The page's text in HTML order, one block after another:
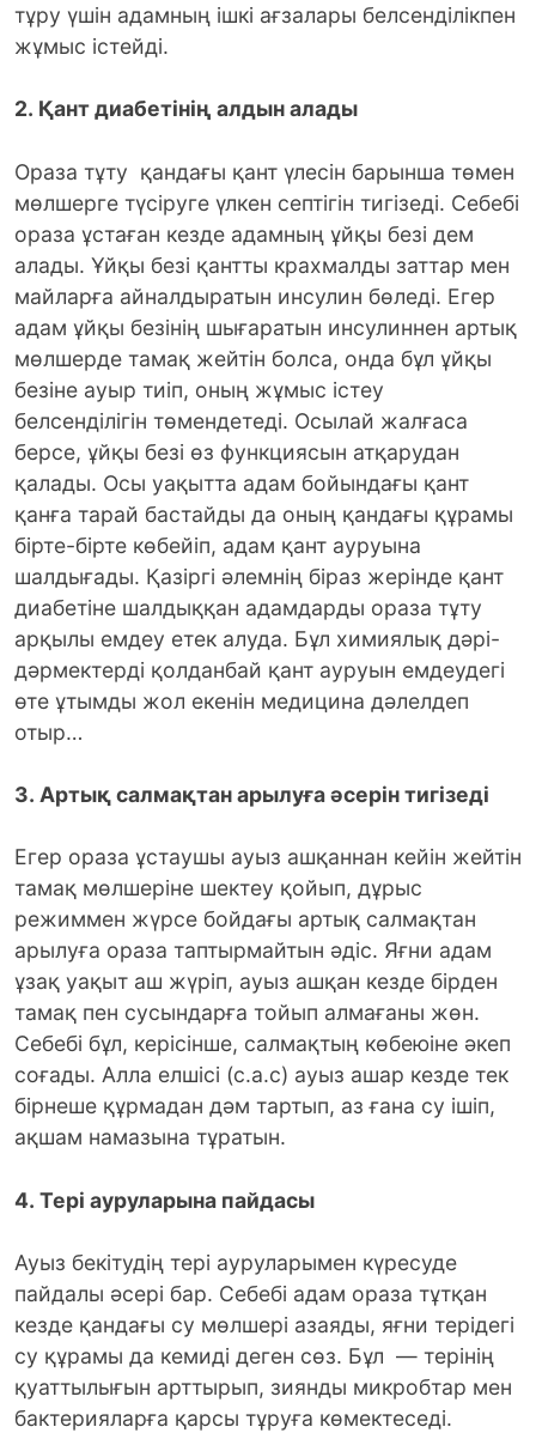
тұру үшін адамның ішкі ағзалары белсенділікпен
жұмыс істейді.
2. Қант диабетінің алдын алады
Ораза тұту қандағы қант үлесін барынша төмен
мөлшерге түсіруге үлкен септігін тигізеді. Себебі
ораза ұстаған кезде адамның ұйқы безі дем
алады. Ұйқы безі қантты крахмалды заттар мен
майларға айналдыратын инсулин бөледі. Егер
адам ұйқы безінің шығаратын инсулиннен артық
мөлшерде тамақ жейтін болса, онда бұл ұйқы
безіне ауыр тиіп, оның жұмыс істеу
белсенділігін төмендетеді. Осылай жалғаса
берсе, ұйқы безі өз функциясын атқарудан
қалады. Осы уақытта адам бойындағы қант
қанға тарай бастайды да оның қандағы құрамы
бірте-бірте көбейіп, адам қант ауруына
шалдығады. Қазіргі әлемнің біраз жерінде қант
диабетіне шалдыққан адамдарды ораза тұту
арқылы емдеу етек алуда. Бұл химиялық дәрі-
дәрмектерді қолданбай қант ауруын емдеудегі
өте ұтымды жол екенін медицина дәлелдеп
отыр…
3. Артық салмақтан арылуға әсерін тигізеді
Егер ораза ұстаушы ауыз ашқаннан кейін жейтін
тамақ мөлшеріне шектеу қойып, дұрыс
режиммен жүрсе бойдағы артық салмақтан
арылуға ораза таптырмайтын әдіс. Яғни адам
ұзақ уақыт аш жүріп, ауыз ашқан кезде бірден
тамақ пен сусындарға тойып алмағаны жөн.
Себебі бұл, керісінше, салмақтың көбеюіне әкеп
соғады. Алла елшісі (с.а.с) ауыз ашар кезде тек
бірнеше құрмадан дәм тартып, аз ғана су ішіп,
ақшам намазына тұратын.
4. Тері ауруларына пайдасы
Ауыз бекітудің тері ауруларымен күресуде
пайдалы әсері бар. Себебі адам ораза тұтқан
кезде қандағы су мөлшері азаяды, яғни терідегі
су құрамы да кемиді деген сөз. Бұл — терінің
қуаттылығын арттырып, зиянды микробтар мен
бактерияларға қарсы тұруға көмектеседі.